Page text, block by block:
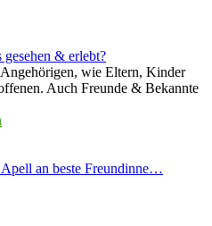
gesehen & erlebt?
wie Eltern, Kinder
Auch Freunde & Bekannte
an beste Freundinne…